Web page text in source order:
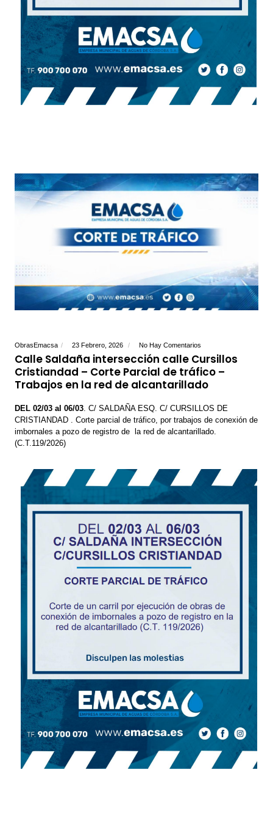
ObrasEmacsa 23 Febrero, 2026 No Hay Comentarios
Calle Saldaña intersección calle Cursillos
Cristiandad – Corte Parcial de tráfico –
Trabajos en la red de alcantarillado
DEL 02/03 al 06/03. C/ SALDAÑA ESQ. C/ CURSILLOS DE
CRISTIANDAD . Corte parcial de tráfico, por trabajos de conexión de
imbornales a pozo de registro de la red de alcantarillado.
(C.T.119/2026)